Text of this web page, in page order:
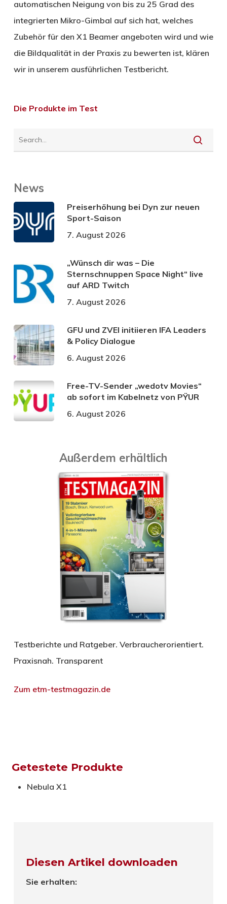
automatischen Neigung von bis zu 25 Grad des
integrierten Mikro-Gimbal auf sich hat, welches
Zubehör für den X1 Beamer angeboten wird und wie
die Bildqualität in der Praxis zu bewerten ist, klären
wir in unserem ausführlichen Testbericht.
Die Produkte im Test
News
Preiserhöhung bei Dyn zur neuen
Sport-Saison
7. August 2026
„Wünsch dir was – Die
Sternschnuppen Space Night“ live
auf ARD Twitch
7. August 2026
GFU und ZVEI initiieren IFA Leaders
& Policy Dialogue
6. August 2026
Free-TV-Sender „wedotv Movies“
ab sofort im Kabelnetz von PŸUR
6. August 2026
Außerdem erhältlich
Testberichte und Ratgeber. Verbraucherorientiert.
Praxisnah. Transparent
Zum etm-testmagazin.de
Getestete Produkte
Nebula X1
Diesen Artikel downloaden
Sie erhalten: